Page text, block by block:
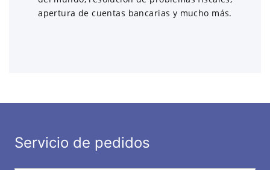
apertura de cuentas bancarias y mucho más.
Servicio de pedidos